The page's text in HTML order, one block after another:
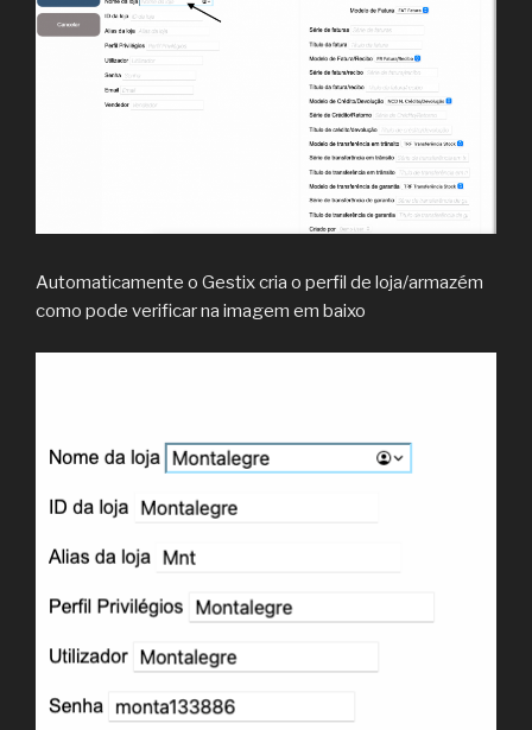
Automaticamente o Gestix cria o perfil de loja/armazém
como pode verificar na imagem em baixo